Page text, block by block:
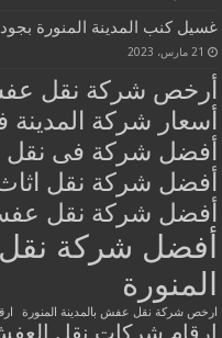
غسيل كنب المدينة المنورة
21 مارس، 2023
أرخص شركة نقل
أسعار شركة
أفضل شركة فى نقل
أفضل شركة نقل اثاث
أفضل شركة نقل
أفضل شركة
المنورة
ارخص شركة نقل عفش بالمدينة المنورة